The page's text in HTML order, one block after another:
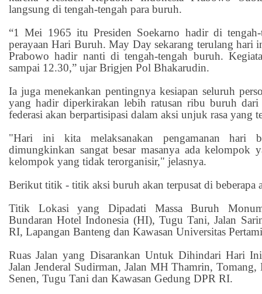
langsung di tengah-tengah para buruh.
“1 Mei 1965 itu Presiden Soekarno hadir di tengah-
perayaan Hari Buruh. May Day sekarang terulang hari
Prabowo hadir nanti di tengah-tengah buruh.
sampai 12.30,” ujar Brigjen Pol Bhakarudin.
Ia juga menekankan pentingnya kesiapan seluruh
yang hadir diperkirakan lebih ratusan ribu buruh dari
federasi akan berpartisipasi dalam aksi unjuk rasa yang
"Hari ini kita melaksanakan pengamanan
dimungkinkan sangat besar masanya ada kelompok
kelompok yang tidak terorganisir," jelasnya.
Berikut titik - titik aksi buruh akan terpusat di beberapa
Titik Lokasi yang Dipadati Massa Buruh
Bundaran Hotel Indonesia (HI), Tugu Tani, Jalan
RI, Lapangan Banteng dan Kawasan Universitas
Ruas Jalan yang Disarankan Untuk Dihindari Hari
Jalan Jenderal Sudirman, Jalan MH Thamrin,
Senen, Tugu Tani dan Kawasan Gedung DPR RI.